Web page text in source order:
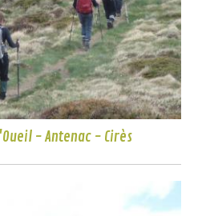
- Antenac - Cirès